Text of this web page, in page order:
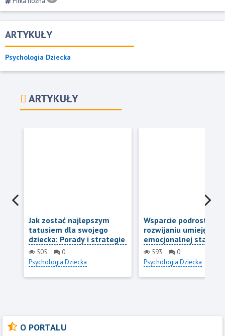
ARTYKUŁY
Psychologia Dziecka
ARTYKUŁY
Jak zostać najlepszym
tatusiem dla swojego
dziecka: Porady i strategie
505
0
Psychologia Dziecka
Wsparcie podrostków
rozwijaniu
emocjonalnej
odporności
593
0
Psychologia Dziecka
O PORTALU